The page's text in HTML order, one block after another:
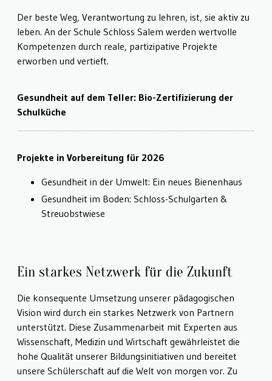
Der beste Weg, Verantwortung zu lehren, ist, sie aktiv zu
leben. An der Schule Schloss Salem werden wertvolle
Kompetenzen durch reale, partizipative Projekte
erworben und vertieft.
Gesundheit auf dem Teller: Bio-Zertifizierung der
Schulküche
Projekte in Vorbereitung für 2026
Gesundheit in der Umwelt: Ein neues Bienenhaus
Gesundheit im Boden: Schloss-Schulgarten &
Streuobstwiese
Ein starkes Netzwerk für die Zukunft
Die konsequente Umsetzung unserer pädagogischen
Vision wird durch ein starkes Netzwerk von Partnern
unterstützt. Diese Zusammenarbeit mit Experten aus
Wissenschaft, Medizin und Wirtschaft gewährleistet die
hohe Qualität unserer Bildungsinitiativen und bereitet
unsere Schülerschaft auf die Welt von morgen vor. Zu